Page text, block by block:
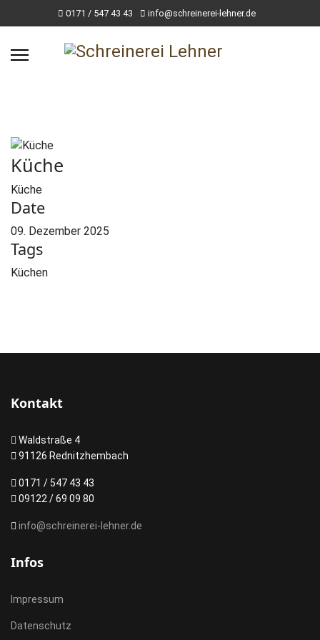
0171 / 547 43 43 info@schreinerei-lehner.de
Küche
Küche
Date
09. Dezember 2025
Tags
Küchen
Kontakt
Waldstraße 4
91126 Rednitzhembach
0171 / 547 43 43
09122 / 69 09 80
info@schreinerei-lehner.de
Infos
Impressum
Datenschutz